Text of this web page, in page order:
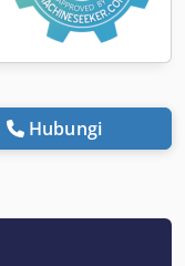
Hubungi